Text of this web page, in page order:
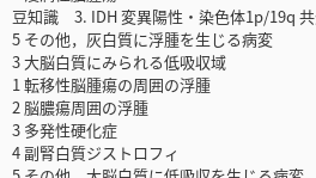
豆知識 3. IDH 変異陽性・染色体1p/19q
5 その他，灰白質に浮腫を生じる病変
3 大脳白質にみられる低吸収域
1 転移性脳腫瘍の周囲の浮腫
2 脳膿瘍周囲の浮腫
3 多発性硬化症
4 副腎白質ジストロフィ